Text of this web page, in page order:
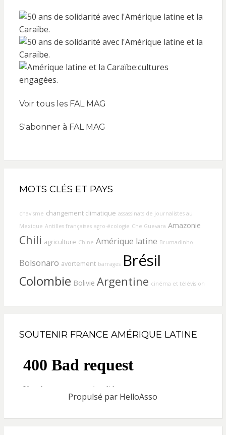
Voir tous les FAL MAG
S'abonner à FAL MAG
MOTS CLÉS ET PAYS
chavisme changement climatique assassinats de journalistes au
Mexique Antilles françaises agro-écologie Che Guevara Amazonie
Chili agriculture Chine Amérique latine Brumadinho
Bolsonaro avortement barrages Brésil
Colombie Bolivie Argentine cinéma et télévision
SOUTENIR FRANCE AMÉRIQUE LATINE
Propulsé par HelloAsso